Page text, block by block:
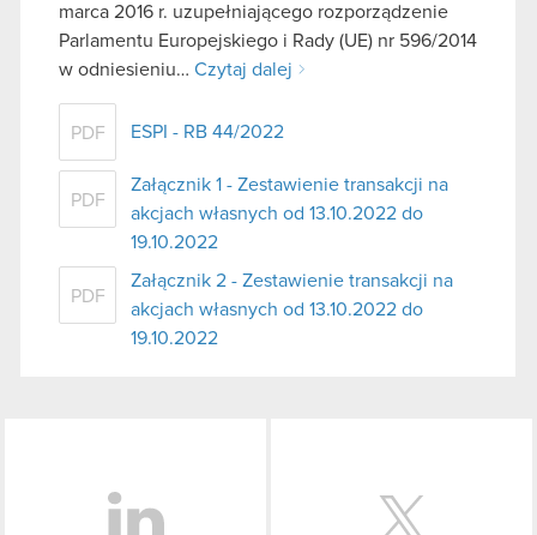
marca 2016 r. uzupełniającego rozporządzenie
Parlamentu Europejskiego i Rady (UE) nr 596/2014
w odniesieniu… Czytaj dalej
PDF ESPI - RB 44/2022
PDF
Załącznik 1 - Zestawienie transakcji na
akcjach własnych od 13.10.2022 do
19.10.2022
PDF
Załącznik 2 - Zestawienie transakcji na
akcjach własnych od 13.10.2022 do
19.10.2022